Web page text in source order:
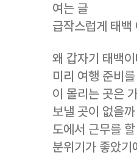
여는 글
급작스럽게 태백
왜 갑자기 태백
미리 여행 준비
이 몰리는 곳은
보낼 곳이 없을
도에서 근무를
분위기가 좋았기